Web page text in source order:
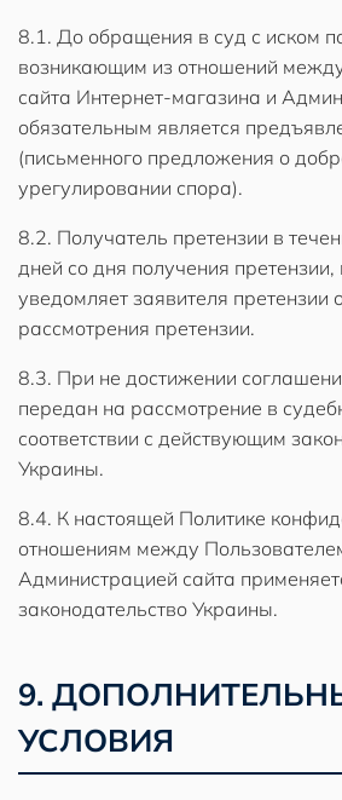
8.1. До обращения в суд с иском
возникающим из отношений
сайта Интернет-магазина и
обязательным является
(письменного предложения о
урегулировании спора).
8.2. Получатель претензии в
дней со дня получения
уведомляет заявителя претензии
рассмотрения претензии.
8.3. При не достижении
передан на рассмотрение в
соответствии с действующим
Украины.
8.4. К настоящей Политике
отношениям между
Администрацией сайта
законодательство Украины.
9.
УСЛОВИЯ